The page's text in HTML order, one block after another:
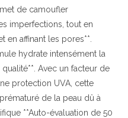
de camoufler
imperfections, tout en
en affinant les pores**.
hydrate intensément la
Avec un facteur de
protection UVA, cette
de la peau dû à
**Auto-évaluation de 50